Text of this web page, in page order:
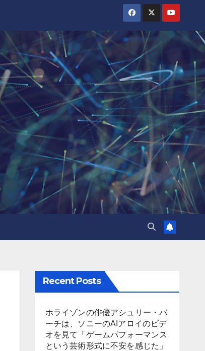
Recent Posts
ホライゾンの俳優アシュリー・バ
ーチは、ソニーのAIアロイのビデ
オを見て「ゲームパフォーマンス
という芸術形式に不安を感じた」